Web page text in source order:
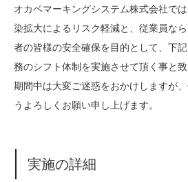
オカベマーキングシステム株式会社で
染拡大によるリスク軽減と、従業員な
者の皆様の安全確保を目的として、下
務のシフト体制を実施させて頂く事と致
期間中は大変ご迷惑をおかけしますが
うよろしくお願い申し上げます。
実施の詳細